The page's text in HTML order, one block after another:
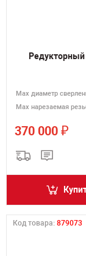
Редукторный
Мах диаметр
Мах нарезаемая
370 000 ₽
Код товара: 879073